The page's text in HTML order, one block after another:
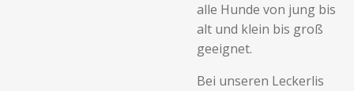
alle Hunde von jung bis
alt und klein bis groß
geeignet.
Bei unseren Leckerlis